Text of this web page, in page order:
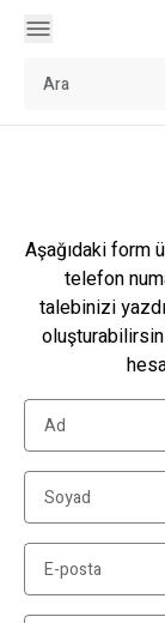
Aşağıdaki form
telefon
talebinizi